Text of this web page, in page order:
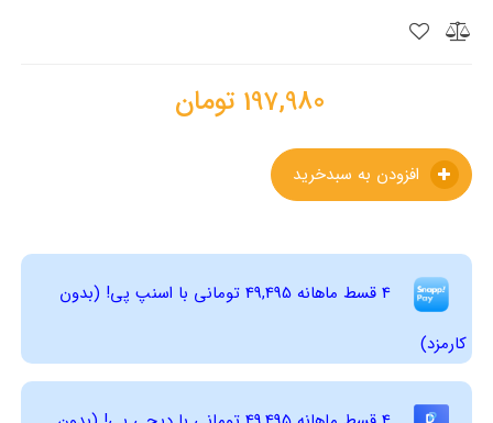
197,980 تومان
4 قسط ماهانه 49,495 تومانی با اسنپ ‌پی! (بدون
کارمزد)